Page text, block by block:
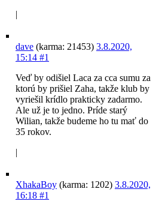
|
dave (karma: 21453) 3.8.2020,
15:14 #1
Veď by odišiel Laca za cca sumu za
ktorú by prišiel Zaha, takže klub by
vyriešil krídlo prakticky zadarmo.
Ale už je to jedno. Príde starý
Wilian, takže budeme ho tu mať do
35 rokov.
|
XhakaBoy (karma: 1202) 3.8.2020,
16:18 #1